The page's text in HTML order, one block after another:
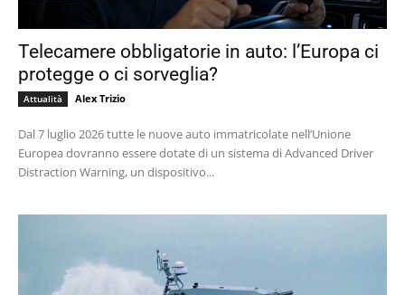
Telecamere obbligatorie in auto: l’Europa ci
protegge o ci sorveglia?
Attualità Alex Trizio
Dal 7 luglio 2026 tutte le nuove auto immatricolate nell’Unione
Europea dovranno essere dotate di un sistema di Advanced Driver
Distraction Warning, un dispositivo...